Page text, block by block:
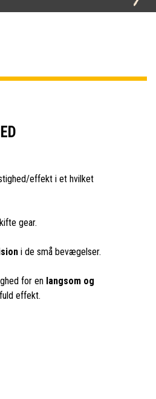
effekt i et hvilket
gear.
i de små bevægelser.
for en langsom og
effekt.